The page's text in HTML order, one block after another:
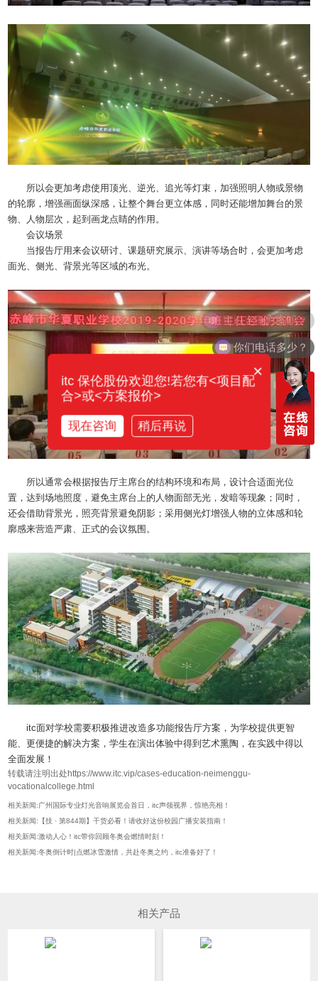
所以会更加考虑使用顶光、逆光、追光等灯束，加强照明人物或景物
的轮廓，增强画面纵深感，让整个舞台更立体感，同时还能增加舞台的景
物、人物层次，起到画龙点睛的作用。
会议场景
当报告厅用来会议研讨、课题研究展示、演讲等场合时，会更加考虑
面光、侧光、背景光等区域的布光。
所以通常会根据报告厅主席台的结构环境和布局，设计合适面光位
置，达到场地照度，避免主席台上的人物面部无光，发暗等现象；同时，
还会借助背景光，照亮背景避免阴影；采用侧光灯增强人物的立体感和轮
廓感来营造严肃、正式的会议氛围。
itc面对学校需要积极推进改造多功能报告厅方案，为学校提供更智
能、更便捷的解决方案，学生在演出体验中得到艺术熏陶，在实践中得以
全面发展！
转载请注明出处https://www.itc.vip/cases-education-neimenggu-
vocationalcollege.html
相关新闻:广州国际专业灯光音响展览会首日，itc声领视界，惊艳亮相！
相关新闻:【技 · 第844期】干货必看！请收好这份校园广播安装指南！
相关新闻:激动人心！itc带你回顾冬奥会燃情时刻！
相关新闻:冬奥倒计时|点燃冰雪激情，共赴冬奥之约，itc准备好了！
相关产品
你们电话多少？
×
itc 保伦股份欢迎您!若您有<项目配
合>或<方案报价>
现在咨询 稍后再说